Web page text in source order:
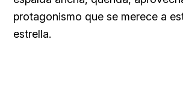
protagonismo que se merece a
estrella.